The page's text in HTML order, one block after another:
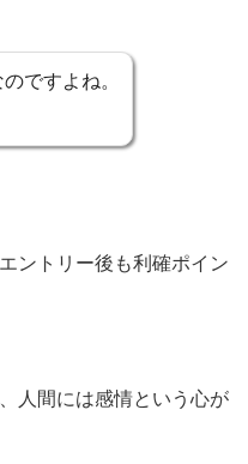
ですよね。
ントリー後も利確ポイン
人間には感情という心が